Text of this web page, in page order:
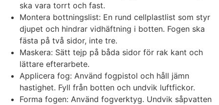
ska vara torrt och fast.
Montera bottningslist: En rund cellplastlist som styr
djupet och hindrar vidhäftning i botten. Fogen ska
fästa på två sidor, inte tre.
Maskera: Sätt tejp på båda sidor för rak kant och
lättare efterarbete.
Applicera fog: Använd fogpistol och håll jämn
hastighet. Fyll från botten och undvik luftfickor.
Forma fogen: Använd fogverktyg. Undvik såpvatten